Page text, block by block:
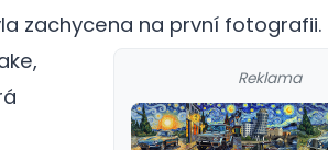
zachycena na první fotografii.
Reklama